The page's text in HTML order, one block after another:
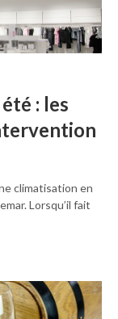
: les
climatisation en
Lorsqu’il fait